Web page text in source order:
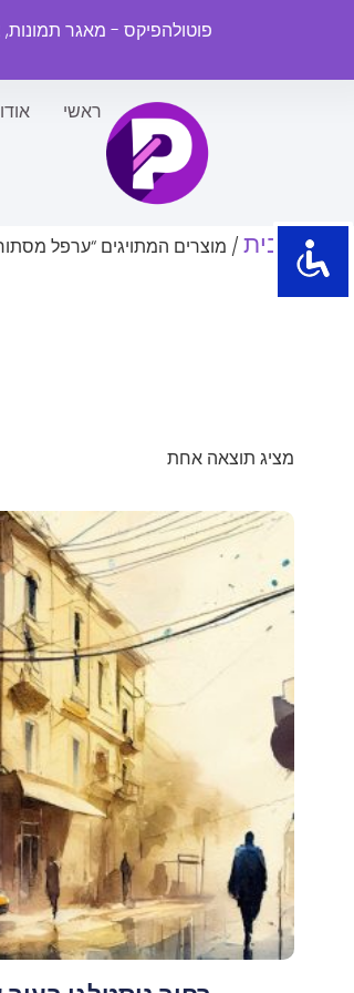
פוטולהפיקס - מאגר תמונות,
ראשי
עמוד הבית / מוצרים המתויגים “ערפל
מציג תוצאה אחת